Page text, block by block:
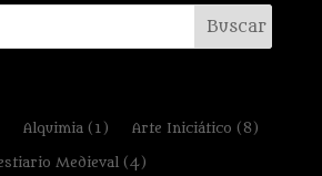
Alquimia(1) Arte Iniciático (8)
Medieval(4)